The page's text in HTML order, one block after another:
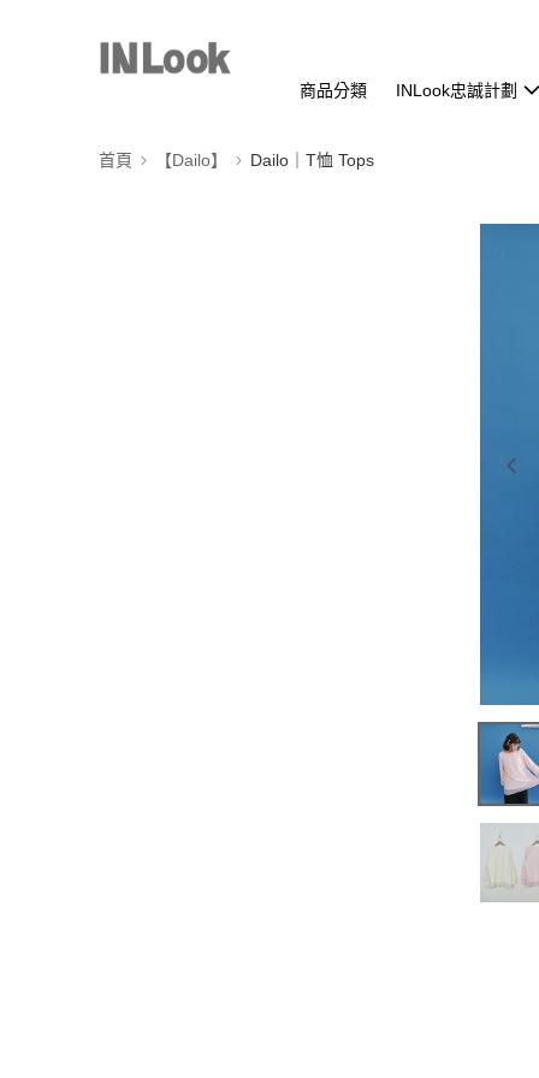
商品分類 INLook忠誠計劃
首頁 【Dailo】 Dailo｜T恤 Tops